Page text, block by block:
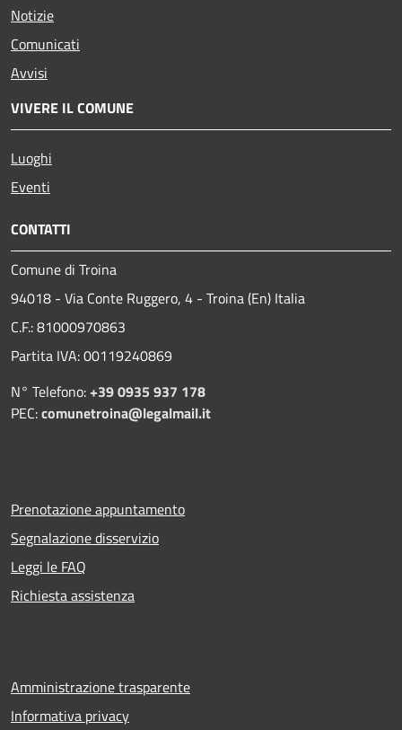
Notizie
Comunicati
Avvisi
VIVERE IL COMUNE
Luoghi
Eventi
CONTATTI
Comune di Troina
94018 - Via Conte Ruggero, 4 - Troina (En) Italia
C.F.: 81000970863
Partita IVA: 00119240869
N° Telefono:+39 0935 937 178
PEC:comunetroina@legalmail.it
Prenotazione appuntamento
Segnalazione disservizio
Leggi le FAQ
Richiesta assistenza
Amministrazione trasparente
Informativa privacy